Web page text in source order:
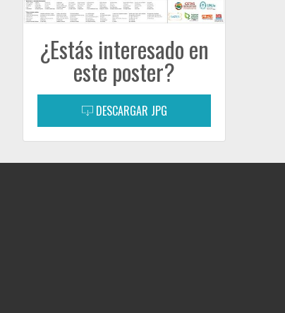
¿Estás interesado en
este poster?
DESCARGAR JPG